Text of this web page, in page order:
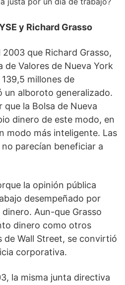
y Richard Grasso
que Richard Grasso,
de Valores de Nueva York
millones de
un alboroto generalizado.
la Bolsa de Nueva
dinero de este modo, en
modo más inteligente. Las
parecían beneficiar a
la opinión pública
desempeñado por
Aun-que Grasso
dinero como otros
Wall Street, se convirtió
corporativa.
la misma junta directiva